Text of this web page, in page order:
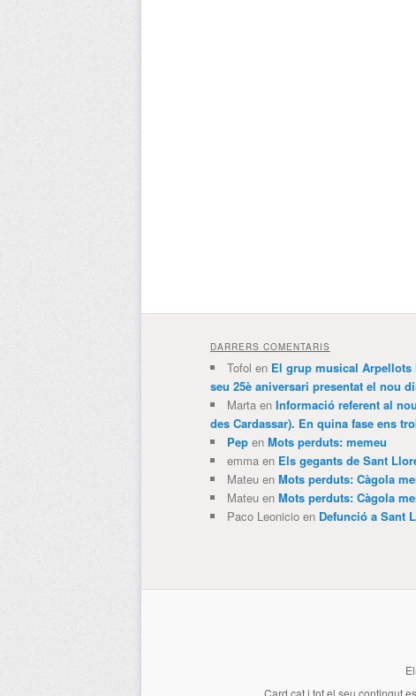
DARRERS COMENTARIS
Tofol en El grup musical Arpellots
seu 25è aniversari presentat el nou
Martaen Informació referent al
des Cardassar). En quina fase ens
Pepen Mots perduts: memeu
emmaen Els gegants de Sant
Mateuen Mots perduts: Càgola
Mateuen Mots perduts: Càgola
Paco Leonicioen Defunció a Sant